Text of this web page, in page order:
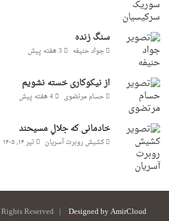
سنگ زنده
جواد حنیفه 3 هفته پیش
از نیکوکاری خسته نشویم
حسام مرتضوی 4 هفته پیش
خادمانی که جلالِ مسیحند
کشیش روبرت آسریان تیر ۱۴, ۱۴۰۵
Reserved | Designed by AmirCloud